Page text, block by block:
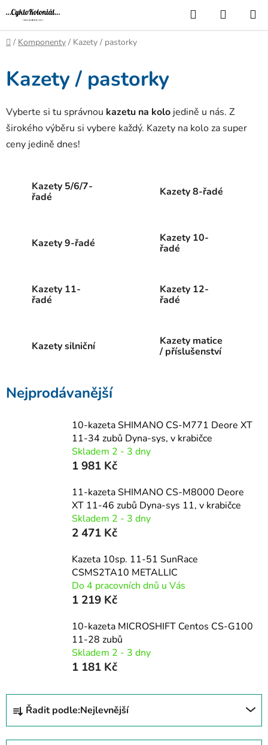
Přejít
na
obsah
Hledat
KOŠÍK
Domů
/ Komponenty / Kazety / pastorky
Kazety / pastorky
Vyberte si tu správnou kazetu na kolo jedině u nás. Z
širokého výběru si vybere každý. Kazety na kolo za super
ceny jedině dnes!
Kazety 5/6/7-
řadé
Kazety 8-řadé
Kazety 9-řadé
Kazety 10-
řadé
Kazety 11-
řadé
Kazety 12-
řadé
Kazety silniční
Kazety matice
/ příslušenství
Nejprodávanější
10-kazeta SHIMANO CS-M771 Deore XT
11-34 zubů Dyna-sys, v krabičce
Skladem 2 - 3 dny
1 981 Kč
11-kazeta SHIMANO CS-M8000 Deore
XT 11-46 zubů Dyna-sys 11, v krabičce
Skladem 2 - 3 dny
2 471 Kč
Kazeta 10sp. 11-51 SunRace
CSMS2TA10 METALLIC
Do 4 pracovních dnů u Vás
1 219 Kč
10-kazeta MICROSHIFT Centos CS-G100
11-28 zubů
Skladem 2 - 3 dny
1 181 Kč
Ř
z
Řadit podle:Nejlevnější